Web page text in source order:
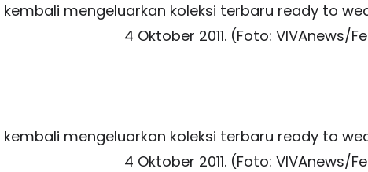
kembali mengeluarkan koleksi terbaru ready to
4 Oktober 2011. (Foto: VIVAnews/
kembali mengeluarkan koleksi terbaru ready to
4 Oktober 2011. (Foto: VIVAnews/